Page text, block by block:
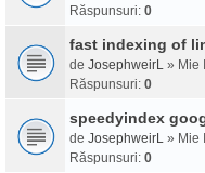
Răspunsuri: 0
fast indexing of
de JosephweirL » Mie
Răspunsuri: 0
speedyindex
de JosephweirL » Mie
Răspunsuri: 0